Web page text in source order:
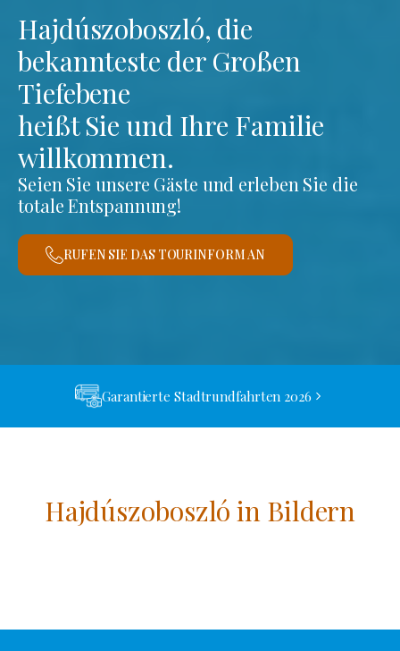
Hajdúszoboszló, die
bekannteste der Großen
Tiefebene
heißt Sie und Ihre Familie
willkommen.
Seien Sie unsere Gäste und erleben Sie die
totale Entspannung!
RUFEN SIE DAS TOURINFORM AN
Garantierte Stadtrundfahrten 2026
Hajdúszoboszló in Bildern